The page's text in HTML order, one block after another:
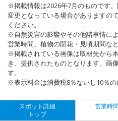
※掲載情報は2026年7月のものです
変更となっている場合がありますの
ください。
※自然災害の影響やその他諸事情に
営業時間、植物の開花・見頃期間な
※掲載されている画像は取材先から
き、提供されたものとなります。画
す。
※表示料金は消費税8％ないし10％の
スポット詳細
トップ
営業時